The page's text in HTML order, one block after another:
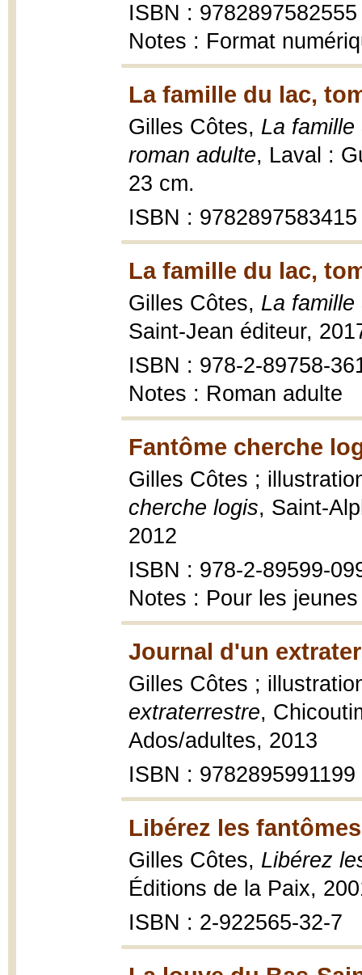
ISBN : 9782897582555
Notes : Format
La famille du lac,
Gilles Côtes, La
roman adulte, Laval :
23 cm.
ISBN : 9782897583415
La famille du lac,
Gilles Côtes, La
Saint-Jean éditeur,
ISBN : 978-2-89758-
Notes : Roman adulte
Fantôme cherche
Gilles Côtes ;
cherche logis, Saint-
2012
ISBN : 978-2-89599-
Notes : Pour les
Journal d'un
Gilles Côtes ;
extraterrestre,
Ados/adultes, 2013
ISBN : 9782895991199
Libérez les
Gilles Côtes, Libérez
Éditions de la Paix,
ISBN : 2-922565-32-7